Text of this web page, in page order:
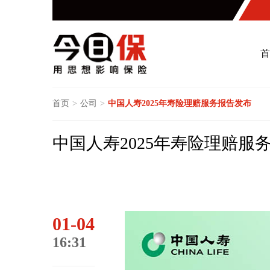
首页 > 公司 > 中国人寿2025年寿险理赔服务报告发布
中国人寿2025年寿险理赔服
01-04
16:31